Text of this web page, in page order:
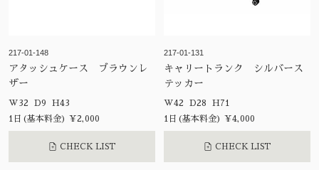
217-01-148
アタッシュケース ブラウンレ
ザー
W32 D9 H43
1日(基本料金) ¥2,000
CHECK LIST
217-01-131
キャリートランク シルバース
テッカー
W42 D28 H71
1日(基本料金) ¥4,000
CHECK LIST